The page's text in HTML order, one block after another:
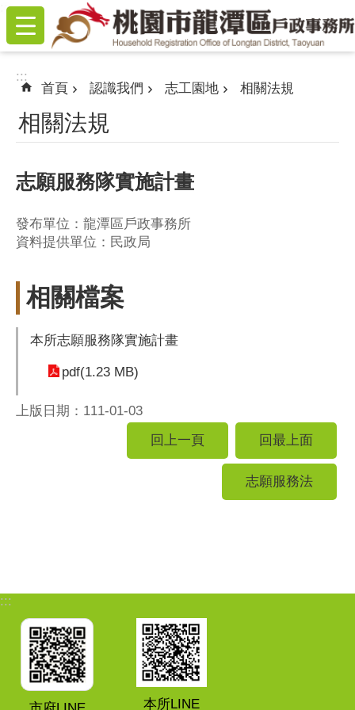
跳到主要內容區塊
:::
:::
首頁 認識我們 志工園地 相關法規
相關法規
志願服務隊實施計畫
發布單位：龍潭區戶政事務所
資料提供單位：民政局
相關檔案
本所志願服務隊實施計畫
pdf(1.23 MB)
上版日期：111-01-03
回上一頁
回最上面
志願服務法
:::
本所LINE